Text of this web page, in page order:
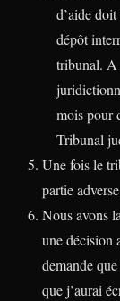
d’aide
dépôt
tribunal. A
mois pour
Tribunal
Une fois le
partie
Nous avons
une décision
demande
que j’aurai